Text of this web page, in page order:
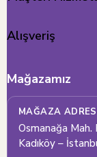
Alışveriş
Mağazamız
MAĞAZA
Osmanağa
Kadıköy –